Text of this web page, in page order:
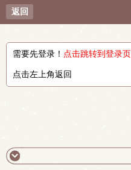
返回
需要先登录！ 点击跳转到登录页
点击左上角返回